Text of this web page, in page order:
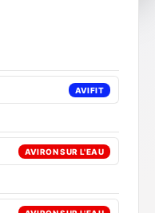
AVIFIT
AVIRON SUR L'EAU